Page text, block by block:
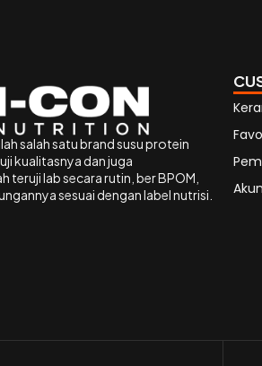
salah satu brand susu protein
kualitasnya dan juga
teruji lab secara rutin, ber BPOM,
sesuai dengan label nutrisi.